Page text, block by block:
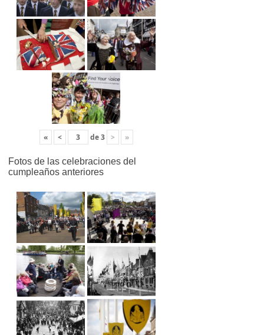
« < de3 > »
Fotos de las celebraciones del
cumpleaños anteriores